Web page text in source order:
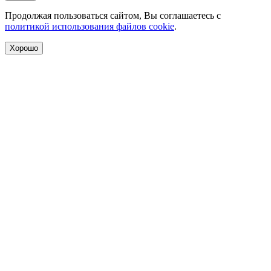
Продолжая пользоваться сайтом, Вы соглашаетесь с
политикой использования файлов cookie.
Хорошо